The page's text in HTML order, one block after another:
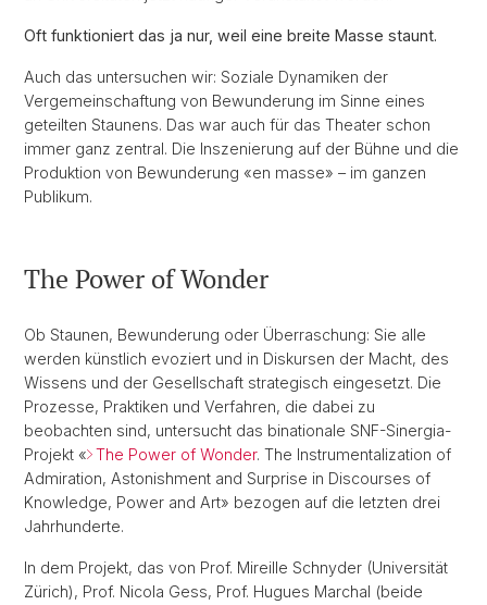
Oft funktioniert das ja nur, weil eine breite Masse staunt.
Auch das untersuchen wir: Soziale Dynamiken der
Vergemeinschaftung von Bewunderung im Sinne eines
geteilten Staunens. Das war auch für das Theater schon
immer ganz zentral. Die Inszenierung auf der Bühne und die
Produktion von Bewunderung «en masse» – im ganzen
Publikum.
The Power of Wonder
Ob Staunen, Bewunderung oder Überraschung: Sie alle
werden künstlich evoziert und in Diskursen der Macht, des
Wissens und der Gesellschaft strategisch eingesetzt. Die
Prozesse, Praktiken und Verfahren, die dabei zu
beobachten sind, untersucht das binationale SNF-Sinergia-
Projekt « The Power of Wonder. The Instrumentalization of
Admiration, Astonishment and Surprise in Discourses of
Knowledge, Power and Art» bezogen auf die letzten drei
Jahrhunderte.
In dem Projekt, das von Prof. Mireille Schnyder (Universität
Zürich), Prof. Nicola Gess, Prof. Hugues Marchal (beide